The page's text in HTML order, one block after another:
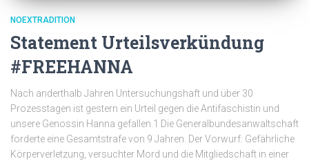
NOEXTRADITION
Statement Urteilsverkündung
#FREEHANNA
Nach anderthalb Jahren Untersuchungshaft und über 30
Prozesstagen ist gestern ein Urteil gegen die Antifaschistin und
unsere Genossin Hanna gefallen.1 Die Generalbundesanwaltschaft
forderte eine Gesamtstrafe von 9 Jahren. Der Vorwurf: Gefährliche
Körperverletzung, versuchter Mord und die Mitgliedschaft in einer